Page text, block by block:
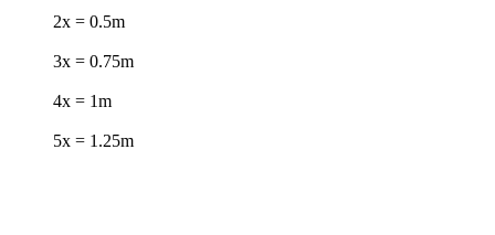
2x = 0.5m
3x = 0.75m
4x = 1m
5x = 1.25m